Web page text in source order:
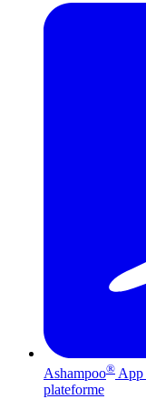
Ashampoo® App
plateforme